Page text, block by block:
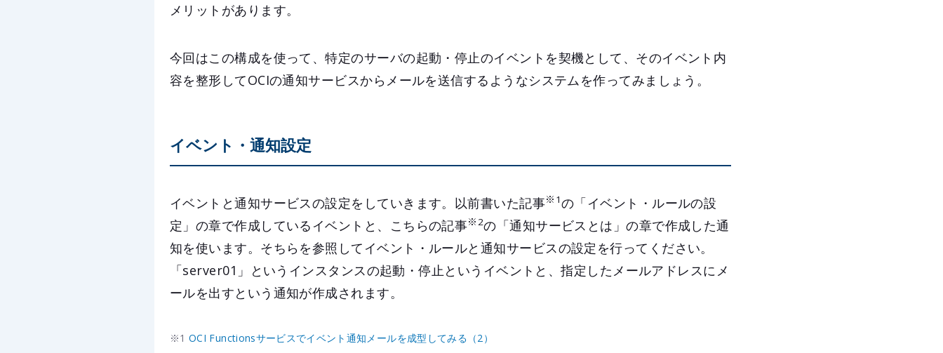
メリットがあります。
今回はこの構成を使って、特定のサーバの起動・停止のイベントを契機として、そのイベント内
容を整形してOCIの通知サービスからメールを送信するようなシステムを作ってみましょう。
イベント・通知設定
イベントと通知サービスの設定をしていきます。以前書いた記事※1の「イベント・ルールの設
定」の章で作成しているイベントと、こちらの記事※2の「通知サービスとは」の章で作成した通
知を使います。そちらを参照してイベント・ルールと通知サービスの設定を行ってください。
「server01」というインスタンスの起動・停止というイベントと、指定したメールアドレスにメ
ールを出すという通知が作成されます。
※1OCI Functionsサービスでイベント通知メールを成型してみる（2）